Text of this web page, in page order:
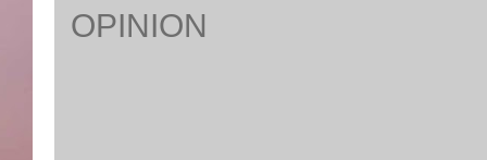
OPINION